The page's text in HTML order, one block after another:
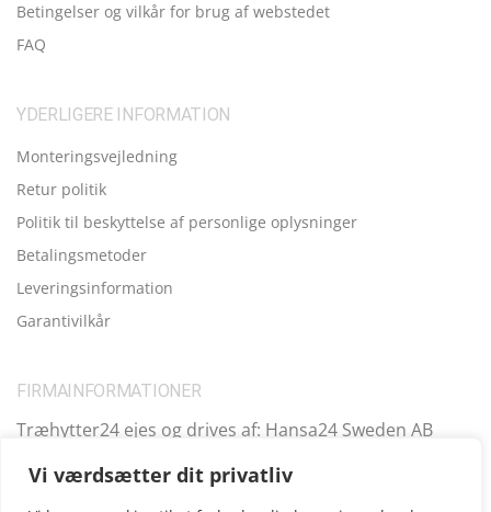
Vi værdsætter dit privatliv
Betingelser og vilkår for brug af webstedet
FAQ
YDERLIGERE INFORMATION
Monteringsvejledning
Retur politik
Politik til beskyttelse af personlige oplysninger
Betalingsmetoder
Leveringsinformation
Garantivilkår
FIRMAINFORMATIONER
Træhytter24 ejes og drives af: Hansa24 Sweden AB
Kungsbro Strand 29, 112 26 Stockholm, Sverige.